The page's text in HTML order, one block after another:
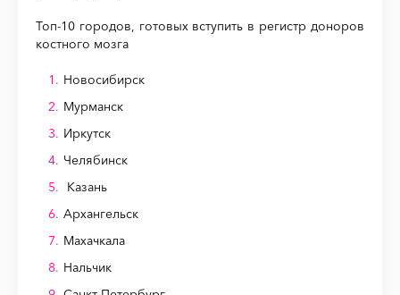
Топ-10 городов, готовых вступить в регистр доноров
костного мозга
Новосибирск
Мурманск
Иркутск
Челябинск
Казань
Архангельск
Махачкала
Нальчик